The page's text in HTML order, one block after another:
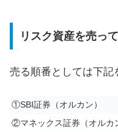
リスク資産を売っ
売る順番としては下記
①SBI証券（オルカン）
②マネックス証券（オルカ